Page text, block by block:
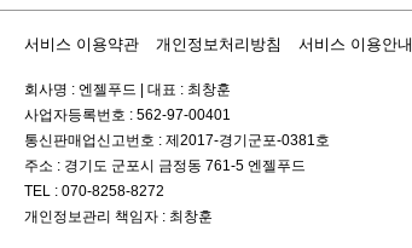
서비스 이용약관 개인정보처리방침 서비스 이용안내
회사명 : 엔젤푸드
대표 : 최창훈
사업자등록번호 : 562-97-00401
통신판매업신고번호 : 제2017-경기군포-0381호
주소 : 경기도 군포시 금정동 761-5 엔젤푸드
TEL : 070-8258-8272
개인정보관리 책임자 : 최창훈